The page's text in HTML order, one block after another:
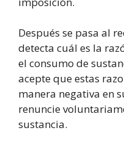
Después se pasa al
detecta cuál es la
el consumo de
acepte que estas
manera negativa en
renuncie
sustancia.